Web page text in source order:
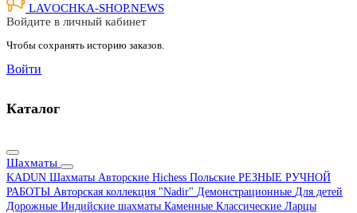
LAVOCHKA-SHOP.NEWS
Войдите в личный кабинет
Чтобы сохранять историю заказов.
Войти
Каталог
Шахматы
KADUN Шахматы Авторские Hichess Польские РЕЗНЫЕ РУЧНОЙ
РАБОТЫ Авторская коллекция "Nadir" Демонстрационные Для детей
Дорожные Индийские шахматы Каменные Классические Ларцы